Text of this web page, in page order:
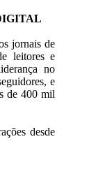
jornais de
leitores e
no
e
de 400 mil
desde